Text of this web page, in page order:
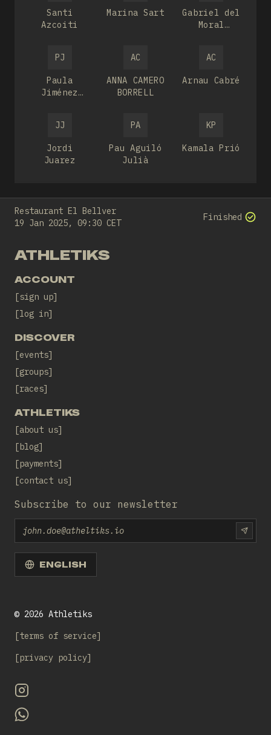
Santi
Azcoiti
Marina Sart
Gabriel del
Moral
PJ
Paula
Jiménez
AC
ANNA CAMERO
BORRELL
AC
Arnau Cabré
JJ
Jordi
Juarez
PA
Pau Aguiló
Julià
KP
Kamala Prió
Restaurant El Bellver
19 Jan 2025, 09:30 CET
Finished
ATHLETIKS
ACCOUNT
sign up
log in
DISCOVER
events
groups
races
ATHLETIKS
about us
blog
payments
contact us
Subscribe to our newsletter
Email
ENGLISH
© 2026 Athletiks
terms of service
privacy policy